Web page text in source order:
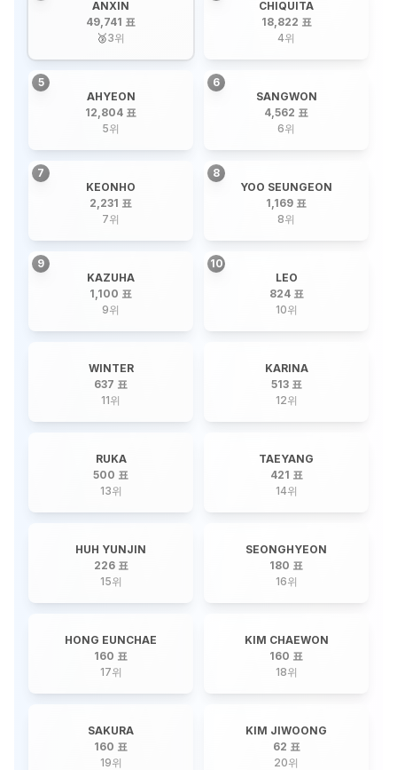
ANXIN
49,741 표
🥉3위
CHIQUITA
18,822 표
4위
5
AHYEON
12,804 표
5위
6
SANGWON
4,562 표
6위
7
KEONHO
2,231 표
7위
8
YOO SEUNGEON
1,169 표
8위
9
KAZUHA
1,100 표
9위
10
LEO
824 표
10위
WINTER
637 표
11위
KARINA
513 표
12위
RUKA
500 표
13위
TAEYANG
421 표
14위
HUH YUNJIN
226 표
15위
SEONGHYEON
180 표
16위
HONG EUNCHAE
160 표
17위
KIM CHAEWON
160 표
18위
SAKURA
160 표
19위
KIM JIWOONG
62 표
20위